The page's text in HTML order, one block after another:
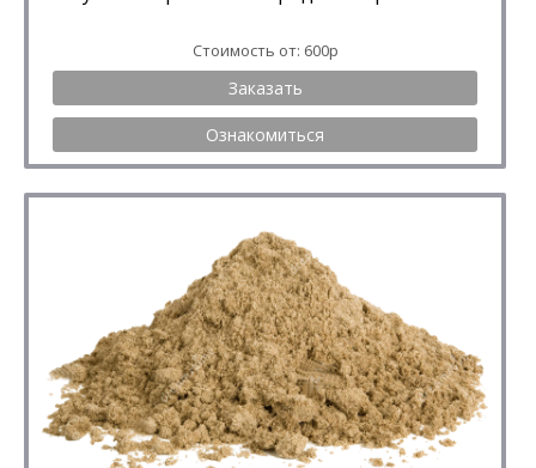
Стоимость от: 600р
Заказать
Ознакомиться